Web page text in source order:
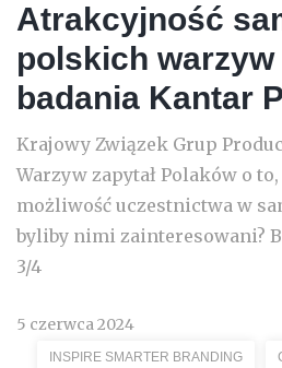
Atrakcyjność
polskich
badania Kantar
Krajowy Związek Grup
Warzyw zapytał Polaków o
możliwość uczestnictwa w
byliby nimi zainteresowani?
3/4
5 czerwca 2024
INSPIRE SMARTER BRANDING